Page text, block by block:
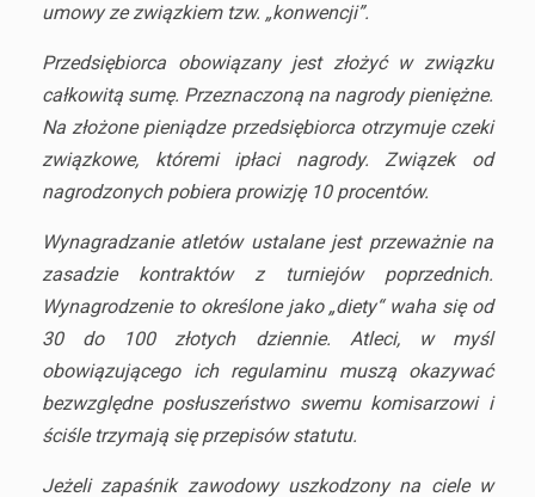
umowy ze związkiem tzw. „konwencji”.
Przedsiębiorca obowiązany jest złożyć w związku
całkowitą sumę. Przeznaczoną na nagrody pieniężne.
Na złożone pieniądze przedsiębiorca otrzymuje czeki
związkowe, któremi ipłaci nagrody. Związek od
nagrodzonych pobiera prowizję 10 procentów.
Wynagradzanie atletów ustalane jest przeważnie na
zasadzie kontraktów z turniejów poprzednich.
Wynagrodzenie to określone jako „diety“ waha się od
30 do 100 złotych dziennie. Atleci, w myśl
obowiązującego ich regulaminu muszą okazywać
bezwzględne posłuszeństwo swemu komisarzowi i
ściśle trzymają się przepisów statutu.
Jeżeli zapaśnik zawodowy uszkodzony na ciele w